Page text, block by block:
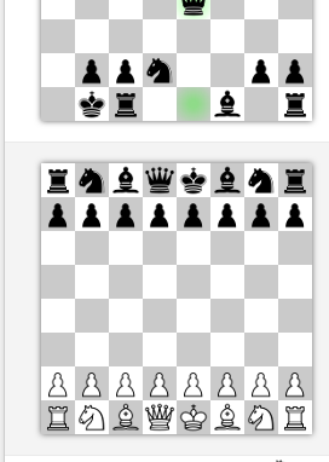
Blancas
Anonymous
Negras
Hinkelstein (1309)